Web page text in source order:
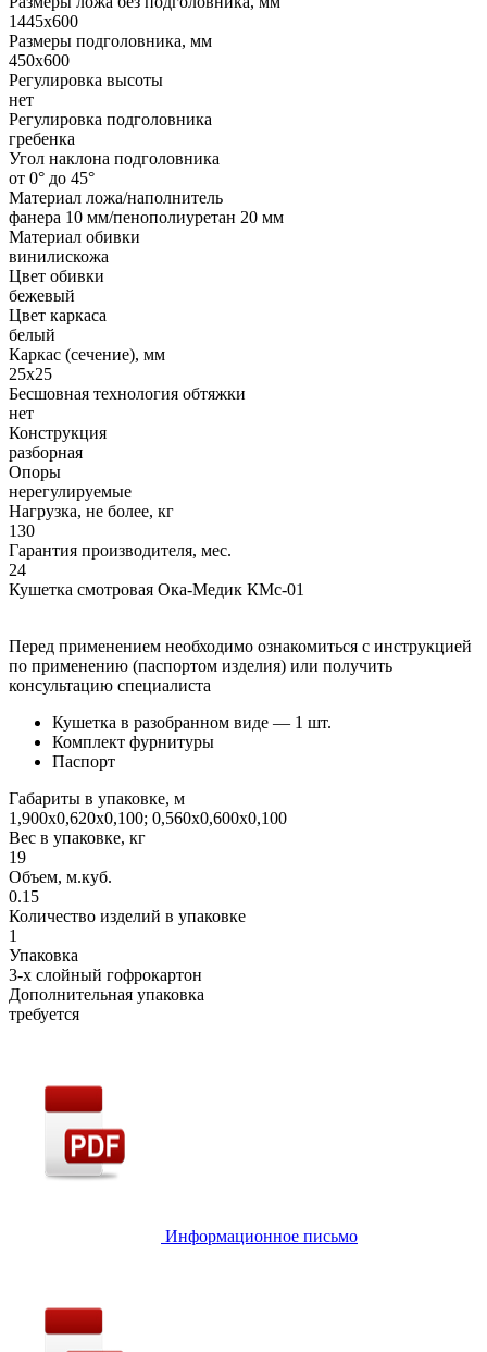
1445x600
Размеры подголовника, мм
450x600
Регулировка высоты
нет
Регулировка подголовника
гребенка
Угол наклона подголовника
от 0° до 45°
Материал ложа/наполнитель
фанера 10 мм/пенополиуретан 20 мм
Материал обивки
винилискожа
Цвет обивки
бежевый
Цвет каркаса
белый
Каркас (сечение), мм
25х25
Бесшовная технология обтяжки
нет
Конструкция
разборная
Опоры
нерегулируемые
Нагрузка, не более, кг
130
Гарантия производителя, мес.
24
Кушетка смотровая Ока-Медик КМс-01
Перед применением необходимо ознакомиться с инструкцией
по применению (паспортом изделия) или получить
консультацию специалиста
Кушетка в разобранном виде — 1 шт.
Комплект фурнитуры
Паспорт
Габариты в упаковке, м
1,900х0,620х0,100; 0,560х0,600х0,100
Вес в упаковке, кг
19
Объем, м.куб.
0.15
Количество изделий в упаковке
1
Упаковка
3-х слойный гофрокартон
Дополнительная упаковка
требуется
Информационное письмо